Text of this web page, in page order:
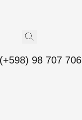
98 707 706